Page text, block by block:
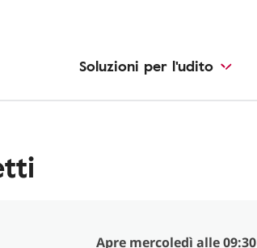
Soluzioni per l'udito
Apre mercoledì alle 09:30